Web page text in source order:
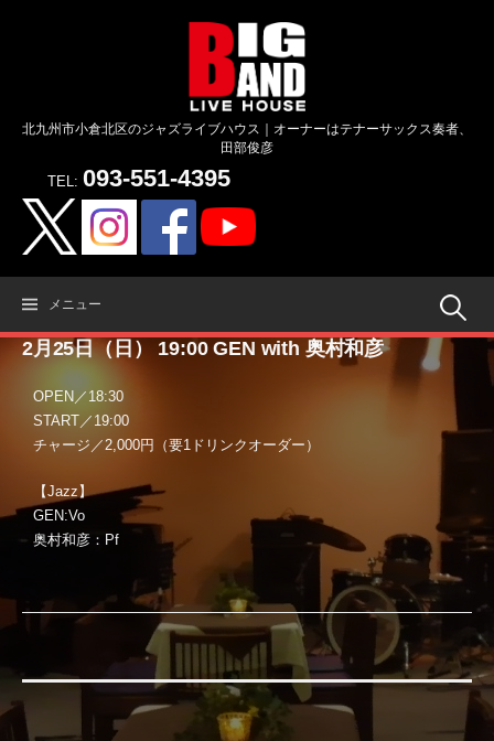
北九州市小倉北区のジャズライブハウス｜オーナーはテナーサックス奏者、
田部俊彦
TEL: 093-551-4395
メニュー 検
索:
2月25日（日） 19:00 GEN with 奥村和彦
OPEN／18:30
START／19:00
チャージ／2,000円（要1ドリンクオーダー）
【Jazz】
GEN:Vo
奥村和彦：Pf